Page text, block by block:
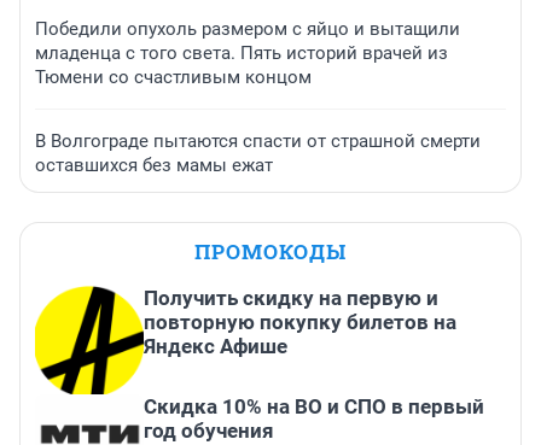
Победили опухоль размером с яйцо и вытащили
младенца с того света. Пять историй врачей из
Тюмени со счастливым концом
В Волгограде пытаются спасти от страшной смерти
оставшихся без мамы ежат
ПРОМОКОДЫ
Получить скидку на первую и
повторную покупку билетов на
Яндекс Афише
Скидка 10% на ВО и СПО в первый
год обучения